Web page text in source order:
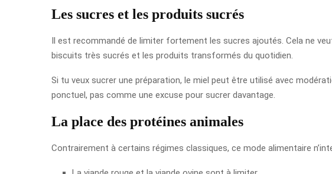
Les sucres et les produits sucrés
Il est recommandé de limiter fortement les sucres ajoutés. Cela ne
biscuits très sucrés et les produits transformés du quotidien.
Si tu veux sucrer une préparation, le miel peut être utilisé avec
ponctuel, pas comme une excuse pour sucrer davantage.
La place des protéines animales
Contrairement à certains régimes classiques, ce mode alimentaire